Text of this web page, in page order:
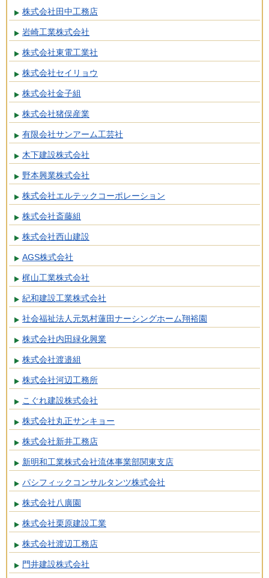
株式会社田中工務店
岩崎工業株式会社
株式会社東電工業社
株式会社セイリョウ
株式会社金子組
株式会社猪俣産業
有限会社サンアーム工芸社
木下建設株式会社
野本興業株式会社
株式会社エルテックコーポレーション
株式会社斎藤組
株式会社西山建設
AGS株式会社
梶山工業株式会社
紀和建設工業株式会社
社会福祉法人元気村蓮田ナーシングホーム翔裕園
株式会社内田緑化興業
株式会社渡邉組
株式会社河辺工務所
こぐれ建設株式会社
株式会社丸正サンキョー
株式会社新井工務店
新明和工業株式会社流体事業部関東支店
パシフィックコンサルタンツ株式会社
株式会社八廣園
株式会社栗原建設工業
株式会社渡辺工務店
門井建設株式会社